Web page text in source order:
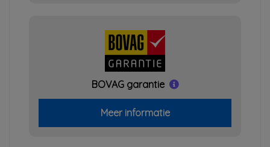
BOVAG garantie
Meer informatie